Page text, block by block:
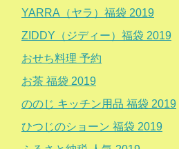
YARRA（ヤラ）福袋 2019
ZIDDY（ジディー）福袋 2019
おせち料理 予約
お茶 福袋 2019
ののじ キッチン用品 福袋 2019
ひつじのショーン 福袋 2019